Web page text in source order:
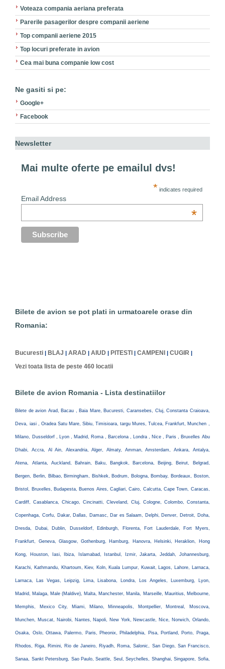
Voteaza compania aeriana preferata
Parerile pasagerilor despre companii aeriene
Top companii aeriene 2015
Top locuri preferate in avion
Cea mai buna companie low cost
Ne gasiti si pe:
Google+
Facebook
Newsletter
Mai multe oferte pe emailul dvs!
* indicates required
Email Address
*
Bilete de avion se pot plati in urmatoarele orase din
Romania:
Bucuresti BLAJ |ARAD |AIUD PITESTI |CAMPENI |CUGIR
Vezi toata lista de peste 460 locatii
Bilete de avion Romania - Lista destinatiilor
Bilete de avion Arad, Bacau , Baia Mare, Bucuresti, Caransebes, Cluj, Constanta Craioava,
Deva, iasi , Oradea Satu Mare, Sibiu, Timisioara, targu Mures, Tulcea, Frankfurt, Munchen ,
Milano, Dusseldorf , Lyon , Madrid, Roma , Barcelona , Londra , Nice , Paris , Bruxelles Abu
Dhabi, Accra, Al Ain, Alexandria, Alger, Almaty, Amman, Amsterdam, Ankara, Antalya,
Atena, Atlanta, Auckland, Bahrain, Baku, Bangkok, Barcelona, Beijing, Beirut, Belgrad,
Bergen, Berlin, Bilbao, Birmingham, Bishkek, Bodrum, Bologna, Bombay, Bordeaux, Boston,
Bristol, Bruxelles, Budapesta, Buenos Aires, Cagliari, Cairo, Calcutta, Cape Town, Caracas,
Cardiff, Casablanca, Chicago, Cincinatti, Cleveland, Cluj, Cologne, Colombo, Constanta,
Copenhaga, Corfu, Dakar, Dallas, Damasc, Dar es Salaam, Delphi, Denver, Detroit, Doha,
Dresda, Dubai, Dublin, Dusseldorf, Edinburgh, Florenta, Fort Lauderdale, Fort Myers,
Frankfurt, Geneva, Glasgow, Gothenburg, Hamburg, Hanovra, Helsinki, Heraklion, Hong
Kong, Houston, Iasi, Ibiza, Islamabad, Istanbul, Izmir, Jakarta, Jeddah, Johannesburg,
Karachi, Kathmandu, Khartoum, Kiev, Koln, Kuala Lumpur, Kuwait, Lagos, Lahore, Larnaca,
Larnaca, Las Vegas, Leipzig, Lima, Lisabona, Londra, Los Angeles, Luxemburg, Lyon,
Madrid, Malaga, Male (Maldive), Malta, Manchester, Manila, Marseille, Mauritius, Melbourne,
Memphis, Mexico City, Miami, Milano, Minneapolis, Montpellier, Montreal, Moscova,
Munchen, Muscat, Nairobi, Nantes, Napoli, New York, Newcastle, Nice, Norwich, Orlando,
Osaka, Oslo, Ottawa, Palermo, Paris, Pheonix, Philadelphia, Pisa, Portland, Porto, Praga,
Rhodos, Riga, Rimini, Rio de Janeiro, Riyadh, Roma, Salonic, San Diego, San Francisco,
Sanaa, Sankt Petersburg, Sao Paulo, Seattle, Seul, Seychelles, Shanghai, Singapore, Sofia,